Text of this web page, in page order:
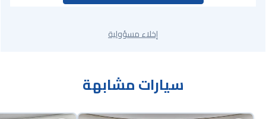
إخلاء مسؤولية
سيارات مشابهة